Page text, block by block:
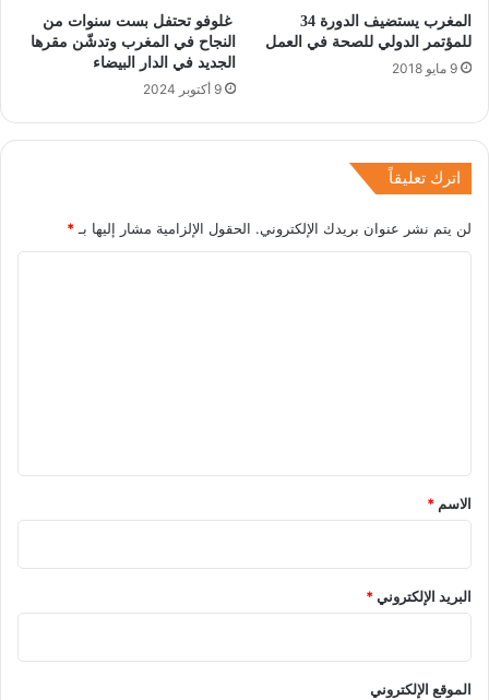
المغرب يستضيف الدورة 34
للمؤتمر الدولي للصحة في العمل
9 مايو 2018
غلوفو تحتفل بست سنوات من
النجاح في المغرب وتدشّن مقرها
الجديد في الدار البيضاء
9 أكتوبر 2024
اترك تعليقاً
لن يتم نشر عنوان بريدك الإلكتروني. الحقول الإلزامية مشار إليها بـ*
*
الاسم *
البريد الإلكتروني*
الموقع الإلكتروني